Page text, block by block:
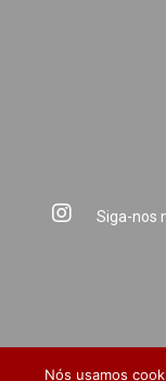
Siga-nos
Nós usamos